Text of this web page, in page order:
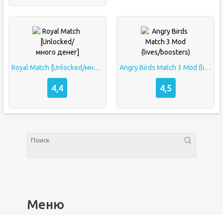
Royal Match [Unlocked/много денег]
4,4
Angry Birds Match 3 Mod (lives/boosters)
4,5
Меню